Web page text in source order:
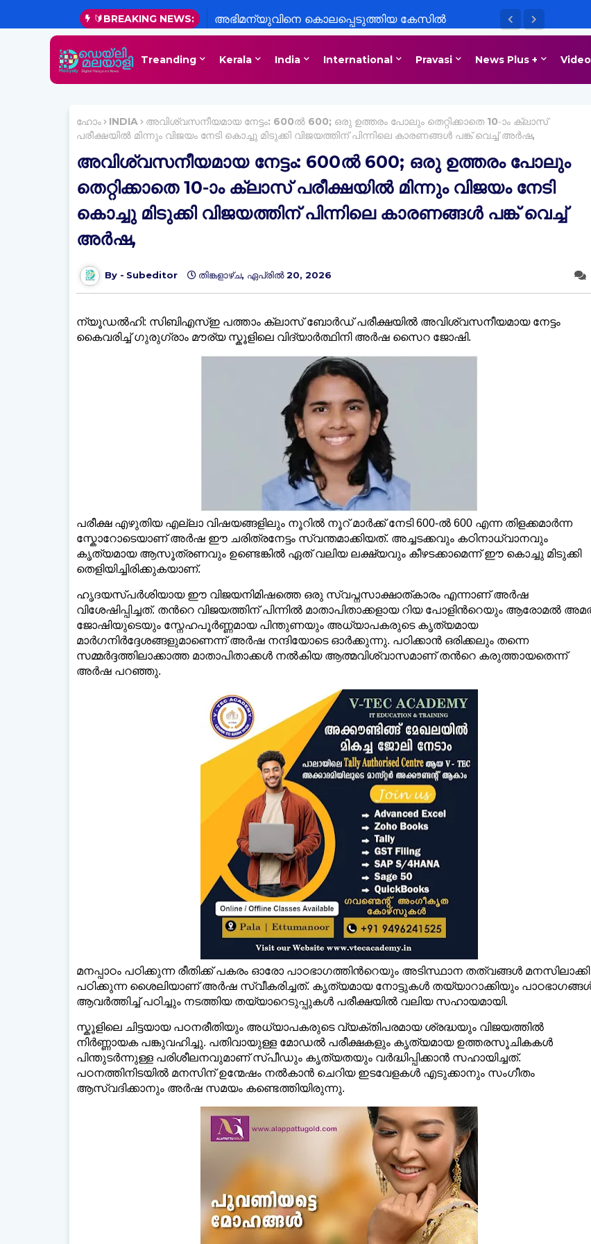
🔰BREAKING NEWS:
അഭിമന്യുവിനെ കൊലപ്പെടുത്തിയ കേസിൽ
പ്രതികൾ കോടതിയിൽ ഹാജരാകാത്തതിൽ കോടതിക്ക്
അതൃപ്തി
Treanding Kerala India International Pravasi News Plus + Video
ഹോം INDIA
അവിശ്വസനീയമായ നേട്ടം: 600ല്‍ 600; ഒരു ഉത്തരം പോലും തെറ്റിക്കാതെ 10-ാം ക്ലാസ്
പരീക്ഷയില്‍ മിന്നും വിജയം നേടി കൊച്ചു മിടുക്കി വിജയത്തിന് പിന്നിലെ കാരണങ്ങള്‍ പങ്ക് വെച്ച് അർഷ,
അവിശ്വസനീയമായ നേട്ടം: 600ല്‍ 600; ഒരു ഉത്തരം പോലും
തെറ്റിക്കാതെ 10-ാം ക്ലാസ് പരീക്ഷയില്‍ മിന്നും വിജയം നേടി
കൊച്ചു മിടുക്കി വിജയത്തിന് പിന്നിലെ കാരണങ്ങള്‍ പങ്ക് വെച്ച്
അർഷ,
Subeditor തിങ്കളാഴ്‌ച, ഏപ്രിൽ 20, 2026
ന്യൂഡൽഹി: സിബിഎസ്‌ഇ പത്താം ക്ലാസ് ബോർഡ് പരീക്ഷയില്‍ അവിശ്വസനീയമായ നേട്ടം
കൈവരിച്ച്‌ ഗുരുഗ്രാം മൗര്യ സ്കൂളിലെ വിദ്യാർത്ഥിനി അർഷ സൈറ ജോഷി.
പരീക്ഷ എഴുതിയ എല്ലാ വിഷയങ്ങളിലും നൂറില്‍ നൂറ് മാർക്ക് നേടി 600-ല്‍ 600 എന്ന തിളക്കമാർന്ന
സ്കോറോടെയാണ് അർഷ ഈ ചരിത്രനേട്ടം സ്വന്തമാക്കിയത്. അച്ചടക്കവും കഠിനാധ്വാനവും
കൃത്യമായ ആസൂത്രണവും ഉണ്ടെങ്കില്‍ ഏത് വലിയ ലക്ഷ്യവും കീഴടക്കാമെന്ന് ഈ കൊച്ചു മിടുക്കി
തെളിയിച്ചിരിക്കുകയാണ്.
ഹൃദയസ്പർശിയായ ഈ വിജയനിമിഷത്തെ ഒരു സ്വപ്നസാക്ഷാത്കാരം എന്നാണ് അർഷ
വിശേഷിപ്പിച്ചത്. തന്‍റെ വിജയത്തിന് പിന്നില്‍ മാതാപിതാക്കളായ റിയ പോളിന്‍റെയും ആരോമല്‍
ജോഷിയുടെയും സ്നേഹപൂർണ്ണമായ പിന്തുണയും അധ്യാപകരുടെ കൃത്യമായ
മാർഗനിർദ്ദേശങ്ങളുമാണെന്ന് അർഷ നന്ദിയോടെ ഓർക്കുന്നു. പഠിക്കാൻ ഒരിക്കലും തന്നെ
സമ്മർദ്ദത്തിലാക്കാത്ത മാതാപിതാക്കള്‍ നല്‍കിയ ആത്മവിശ്വാസമാണ് തന്‍റെ കരുത്തായതെന്ന്
അർഷ പറഞ്ഞു.
മനപ്പാഠം പഠിക്കുന്ന രീതിക്ക് പകരം ഓരോ പാഠഭാഗത്തിന്‍റെയും അടിസ്ഥാന തത്വങ്ങള്‍ മനസിലാക്കി
പഠിക്കുന്ന ശൈലിയാണ് അർഷ സ്വീകരിച്ചത്. കൃത്യമായ നോട്ടുകള്‍ തയ്യാറാക്കിയും
ആവർത്തിച്ച്‌ പഠിച്ചും നടത്തിയ തയ്യാറെടുപ്പുകള്‍ പരീക്ഷയില്‍ വലിയ സഹായമായി.
സ്കൂളിലെ ചിട്ടയായ പഠനരീതിയും അധ്യാപകരുടെ വ്യക്തിപരമായ ശ്രദ്ധയും വിജയത്തില്‍
നിർണ്ണായക പങ്കുവഹിച്ചു. പതിവായുള്ള മോഡല്‍ പരീക്ഷകളും കൃത്യമായ ഉത്തരസൂചികകള്‍
പിന്തുടർന്നുള്ള പരിശീലനവുമാണ് സ്പീഡും കൃത്യതയും വർദ്ധിപ്പിക്കാൻ സഹായിച്ചത്.
പഠനത്തിനിടയില്‍ മനസിന് ഉന്മേഷം നല്‍കാൻ ചെറിയ ഇടവേളകള്‍ എടുക്കാനും സംഗീതം
ആസ്വദിക്കാനും അർഷ സമയം കണ്ടെത്തിയിരുന്നു.
ഡെയ്‌ലി മലയാളി ന്യൂസ്,